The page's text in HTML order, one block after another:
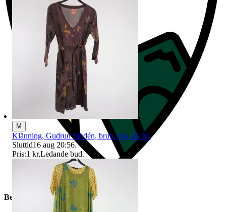
Beskrivning
M
Klänning, Gudrun Sjödén, brun, lila, stl. M.
Sluttid16 aug 20:56.
Pris:1 kr,Ledande bud.